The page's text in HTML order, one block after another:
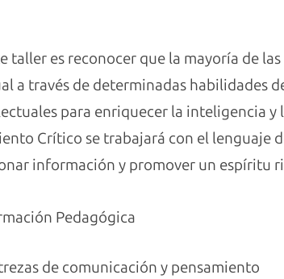
taller es reconocer que la mayoría de
a través de determinadas habilidades
para enriquecer la inteligencia y
Crítico se trabajará con el lenguaje
información y promover un espíritu
Pedagógica
de comunicación y pensamiento